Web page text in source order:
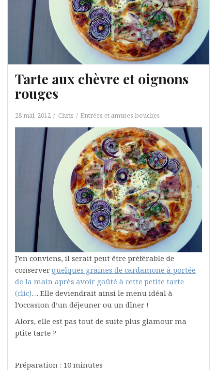
Tarte aux chèvre et oignons
rouges
28 mai, 2012 Chris Entrées et amuses bouches
J’en conviens, il serait peut être préférable de
conserver quelques graines de cardamone à portée
de la main après avoir goûté à cette petite tarte
(clic)… Elle deviendrait ainsi le menu idéal à
l’occasion d’un déjeuner ou un dîner !
Alors, elle est pas tout de suite plus glamour ma
ptite tarte ?
Préparation : 10 minutes